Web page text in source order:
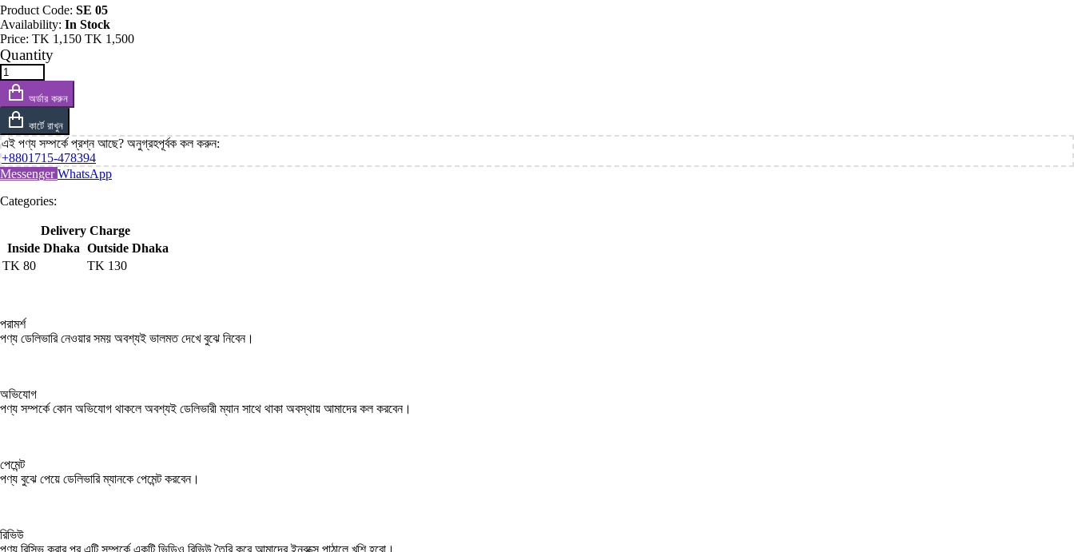
Product Code: SE 05
Availability: In Stock
Price: TK 1,150 TK 1,500
Quantity
অর্ডার করুন
কার্টে রাখুন
এই পণ্য সম্পর্কে প্রশ্ন আছে? অনুগ্রহপূর্বক কল করুন:
+8801715-478394
MessengerWhatsApp
Categories:
Delivery Charge
Inside Dhaka Outside Dhaka
TK 80 TK 130
পরামর্শ
পণ্য ডেলিভারি নেওয়ার সময় অবশ্যই ভালমত দেখে বুঝে নিবেন।
অভিযোগ
পণ্য সম্পর্কে কোন অভিযোগ থাকলে অবশ্যই ডেলিভারী ম্যান সাথে থাকা অবস্থায় আমাদের কল করবেন।
পেমেন্ট
পণ্য বুঝে পেয়ে ডেলিভারি ম্যানকে পেমেন্ট করবেন।
রিভিউ